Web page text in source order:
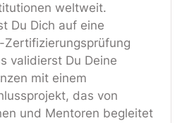
weltweit.
Du Dich auf eine
validierst Du Deine
mit einem
das von
und Mentoren begleitet